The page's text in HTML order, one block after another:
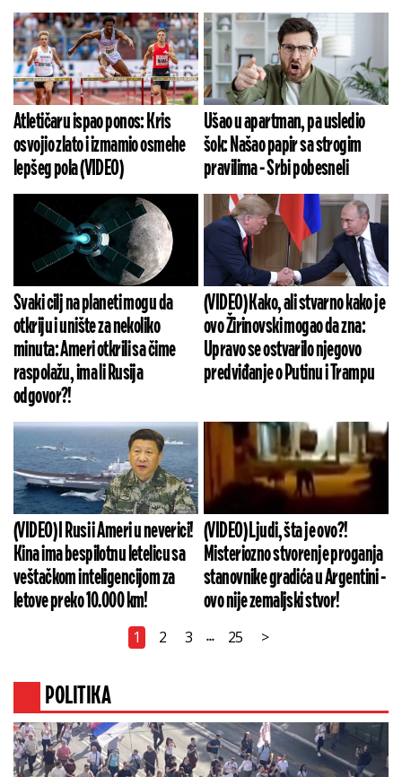
Atletičaru ispao ponos: Kris
osvojio zlato i izmamio osmehe
lepšeg pola (VIDEO)
Ušao u apartman, pa usledio
šok: Našao papir sa strogim
pravilima - Srbi pobesneli
Svaki cilj na planeti mogu da
otkriju i unište za nekoliko
minuta: Ameri otkrili sa čime
raspolažu, ima li Rusija
odgovor?!
(VIDEO) Kako, ali stvarno kako je
ovo Žirinovski mogao da zna:
Upravo se ostvarilo njegovo
predviđanje o Putinu i Trampu
(VIDEO) I Rusi i Ameri u neverici!
Kina ima bespilotnu letelicu sa
veštačkom inteligencijom za
letove preko 10.000 km!
(VIDEO) Ljudi, šta je ovo?!
Misteriozno stvorenje proganja
stanovnike gradića u Argentini -
ovo nije zemaljski stvor!
1 2 3 ... 25 >
POLITIKA